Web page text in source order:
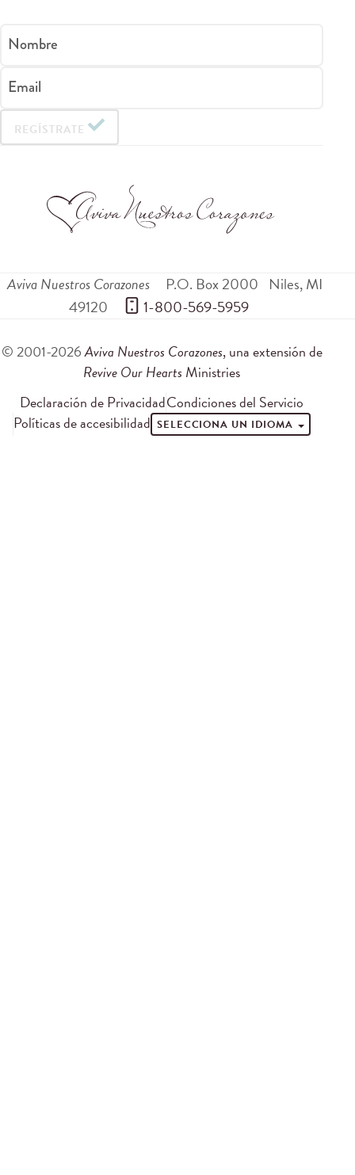
Nombre
Email
REGÍSTRATE
Aviva Nuestros Corazones P.O. Box 2000 Niles,MI
49120
1-800-569-5959
© 2001-2026Aviva Nuestros Corazones, una extensión de
Revive Our Hearts Ministries
Declaración de PrivacidadCondiciones del Servicio
Políticas de accesibilidad SELECCIONA UN IDIOMA